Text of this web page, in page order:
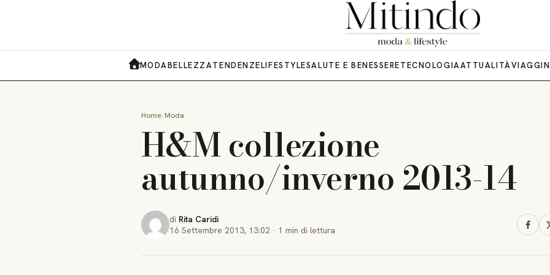
MODABELLEZZATENDENZELIFESTYLESALUTE E BENESSERETECNOLOGIAATTUALITÀVIAGGI
Home Moda
H&M collezione
autunno/inverno 2013-14
di Rita Caridi
16 Settembre 2013, 13:02 · 1 min di lettura